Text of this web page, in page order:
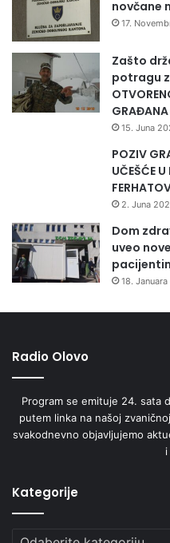
novčane
17.
Zašto
potragu
15. Juna
POZIV
UČEŠĆE
2. Juna
Dom
uveo
18.
Radio Olovo
Program se emituje 24. sata
putem linka na našoj
svakodnevno objavljujemo
Kategorije
Kategorije